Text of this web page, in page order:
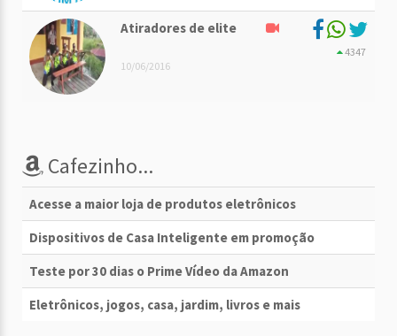
Atiradores de elite
10/06/2016
4347
Cafezinho...
Acesse a maior loja de produtos eletrônicos
Dispositivos de Casa Inteligente em promoção
Teste por 30 dias o Prime Vídeo da Amazon
Eletrônicos, jogos, casa, jardim, livros e mais